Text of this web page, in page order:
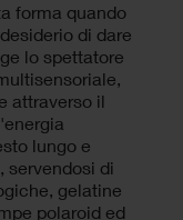
forma quando
di dare
lo spettatore
attraverso il
lungo e
servendosi di
gelatine
polaroid ed